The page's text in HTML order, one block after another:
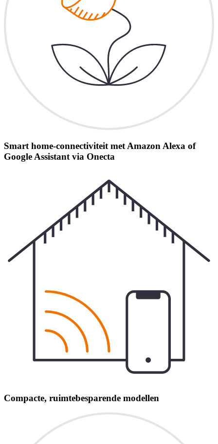
Smart home-connectiviteit met Amazon Alexa of
Google Assistant via Onecta
Compacte, ruimtebesparende modellen